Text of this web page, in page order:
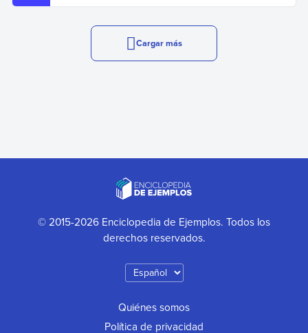
Cargar más
© 2015-2026 Enciclopedia de Ejemplos. Todos los
derechos reservados.
Quiénes somos
Política de privacidad